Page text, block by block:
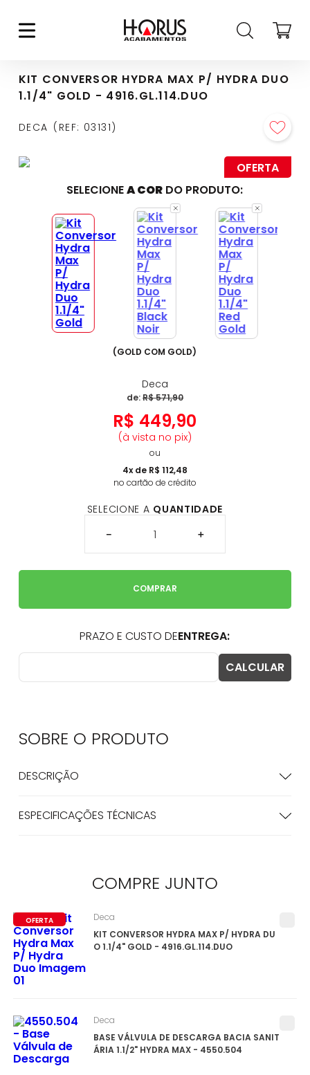
KIT CONVERSOR HYDRA MAX P/ HYDRA DUO
1.1/4" GOLD - 4916.GL.114.DUO
DECA REF: 03131
OFERTA
SELECIONEA COR DO PRODUTO:
(GOLD COM GOLD)
Deca
de:R$571,90
R$ 449,90
(à vista no pix)
ou
4x de R$ 112,48
no cartão de crédito
SELECIONE A QUANTIDADE
＋
－
COMPRAR
SOBRE O PRODUTO
DESCRIÇÃO
ESPECIFICAÇÕES TÉCNICAS
COMPRE JUNTO
OFERTA
KIT CONVERSOR HYDRA MAX P/ HYDRA DU
O 1.1/4" GOLD - 4916.GL.114.DUO
Deca
BASE VÁLVULA DE DESCARGA BACIA SANIT
ÁRIA 1.1/2" HYDRA MAX - 4550.504
Deca